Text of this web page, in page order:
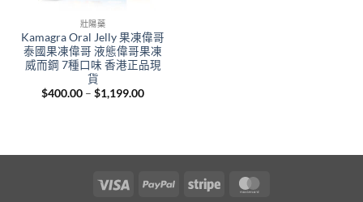
壯陽藥
Kamagra Oral Jelly 果凍偉哥
泰國果凍偉哥 液態偉哥果凍
威而鋼 7種口味 香港正品現
貨
$400.00 – $1,199.00Price
Visa PayPal Stripe